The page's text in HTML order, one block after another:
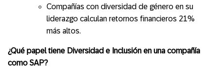
Compañías con diversidad de género en su
liderazgo calculan retornos financieros 21%
más altos.
¿Qué papel tiene Diversidad e Inclusión en una compañía
como SAP?